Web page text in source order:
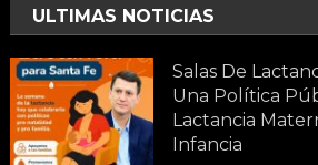
ULTIMAS NOTICIAS
Salas De
Una Política
Lactancia
Infancia